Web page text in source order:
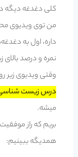
کلی دغدغه دیگه
من توی ویدیوی
داره، اول به
نمره و درصد
وقتی ویدیوی زیر
درس زیست
میشه.
بریم که راز
همدیگه ببینیم: